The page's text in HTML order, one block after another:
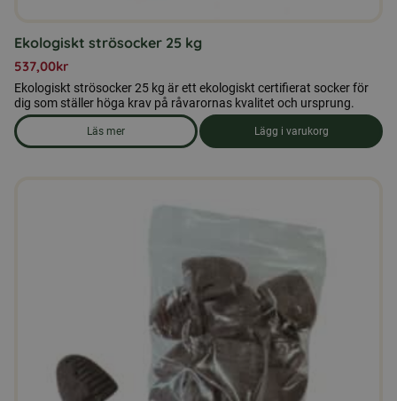
Ekologiskt strösocker 25 kg
537,00kr
Ekologiskt strösocker 25 kg är ett ekologiskt certifierat socker för
dig som ställer höga krav på råvarornas kvalitet och ursprung.
Läs mer
om produkten Ekologiskt strösocker 25 kg
Lägg i varukorg